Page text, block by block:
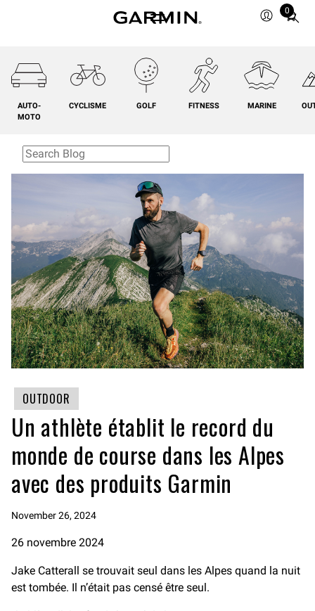
0
Total
AUTO-
MOTO
CYCLISME GOLF FITNESS MARINE
OUTDOOR
Un athlète établit le record du
monde de course dans les Alpes
avec des produits Garmin
November 26, 2024
26 novembre 2024
Jake Catterall se trouvait seul dans les Alpes quand la nuit
est tombée. Il n’était pas censé être seul.